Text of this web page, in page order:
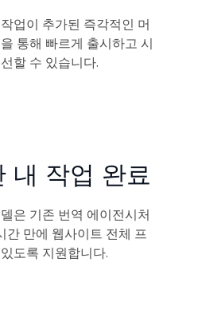
업이 추가된 즉각적인 머
통해 빠르게 출시하고 시
할 수 있습니다.
내 작업 완료
은 기존 번역 에이전시처
간 만에 웹사이트 전체 프
도록 지원합니다.